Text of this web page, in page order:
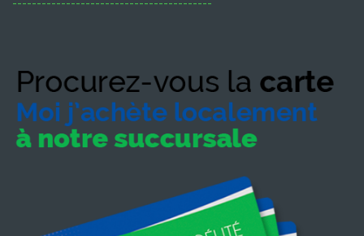
-----------------------------------------